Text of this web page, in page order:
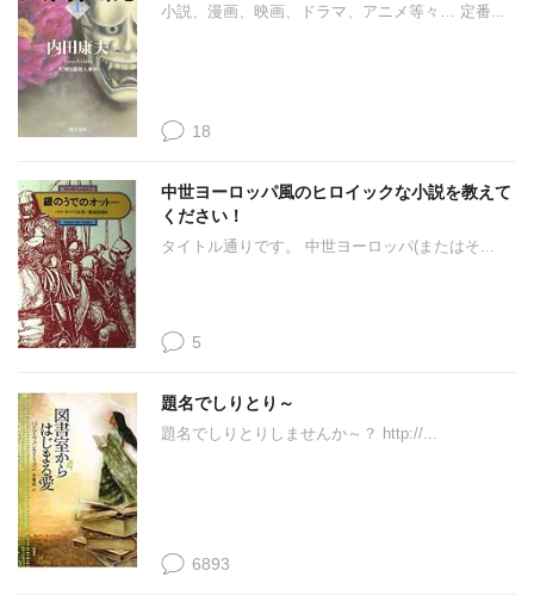
小説、漫画、映画、ドラマ、アニメ等々… 定番...
18
中世ヨーロッパ風のヒロイックな小説を教えて
ください！
タイトル通りです。 中世ヨーロッパ(またはそ...
5
題名でしりとり～
題名でしりとりしませんか～？ http://...
6893